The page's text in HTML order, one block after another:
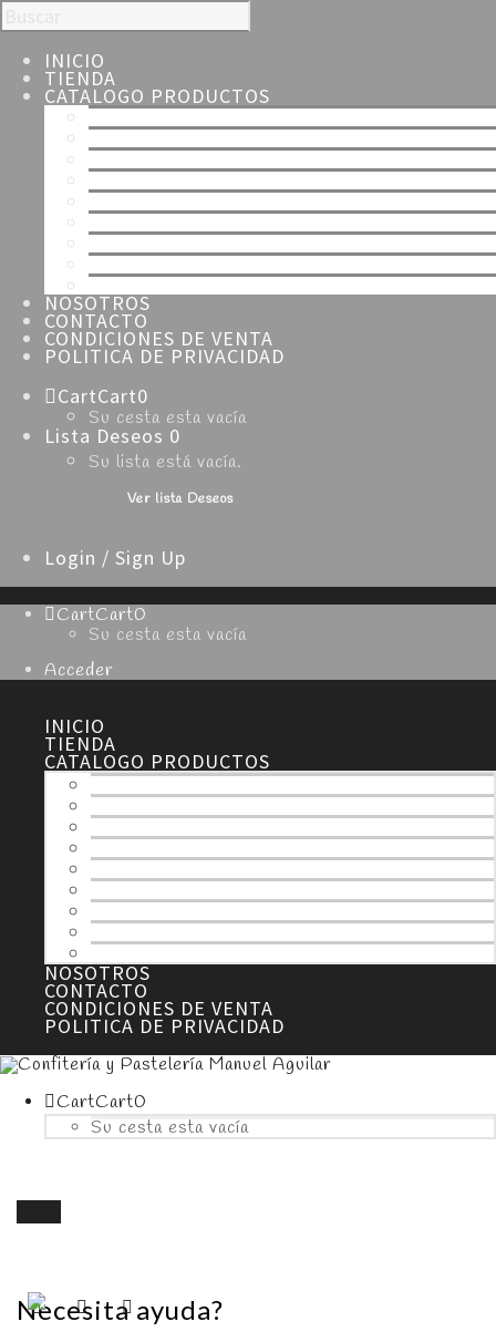
INICIO
TIENDA
CATALOGO PRODUCTOS
TODOS
ESPECIALIDADES
NAVIDAD
SEMANA SANTA
HOJALDRE
TARTAS
MERENGUE
CHOCOLATE
DULCES
NOSOTROS
CONTACTO
CONDICIONES DE VENTA
POLITICA DE PRIVACIDAD
CartCart0
Su cesta esta vacía
Lista Deseos 0
Su lista está vacía.
Ver lista Deseos
Login / Sign Up
CartCart0
Su cesta esta vacía
Acceder
INICIO
TIENDA
CATALOGO PRODUCTOS
TODOS
ESPECIALIDADES
NAVIDAD
SEMANA SANTA
HOJALDRE
TARTAS
MERENGUE
CHOCOLATE
DULCES
NOSOTROS
CONTACTO
CONDICIONES DE VENTA
POLITICA DE PRIVACIDAD
CartCart0
Su cesta esta vacía
Necesita ayuda?